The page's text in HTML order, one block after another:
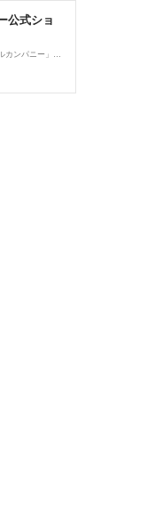
公式ショ
フィギュアメーカー「グッドスマイルカンパニー」の公式通販サイトです。